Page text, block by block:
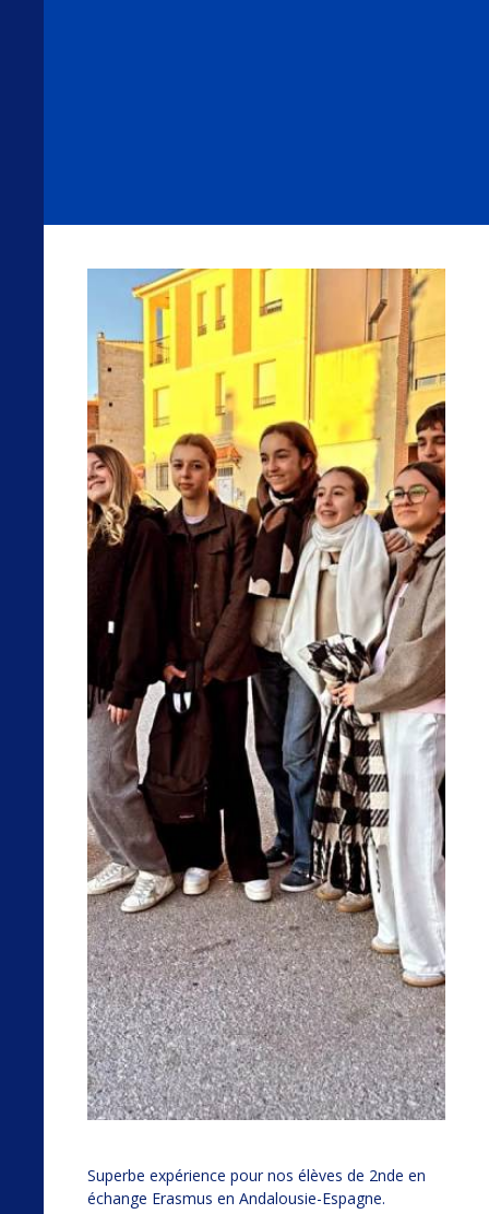
Superbe expérience pour nos élèves de 2nde en
échange Erasmus en Andalousie-Espagne.